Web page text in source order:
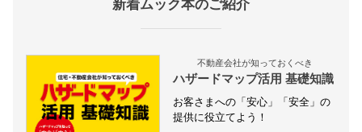
新着ムック本のご紹介
不動産会社が知っておくべき
ハザードマップ活用 基礎知識
お客さまへの「安心」「安全」の
提供に役立てよう！